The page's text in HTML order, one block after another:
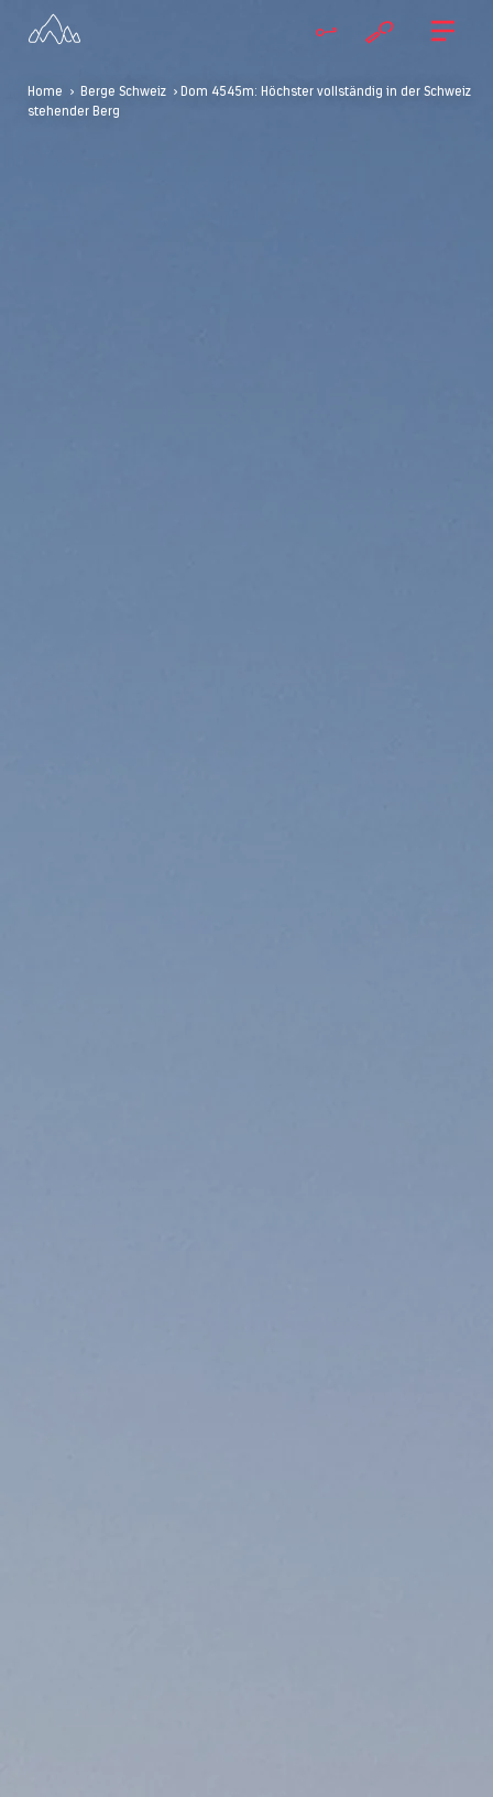
Home > Berge Schweiz > Dom 4545m: Höchster vollständig in der Schweiz
stehender Berg